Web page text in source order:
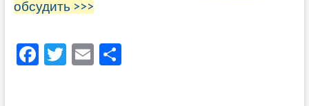
обсудить >>>
F T E О